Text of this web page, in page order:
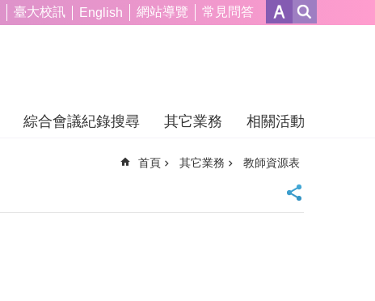
臺大校訊 English 網站導覽 常見問答
綜合會議紀錄搜尋 其它業務 相關活動
首頁 其它業務 教師資源表